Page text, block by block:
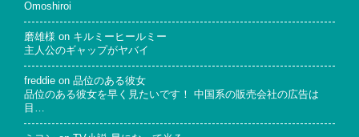
Omoshiroi
磨雄様 on キルミーヒールミー
主人公のギャップがヤバイ
freddie on 品位のある彼女
品位のある彼女を早く見たいです！ 中国系の販売会社の広告は
目…